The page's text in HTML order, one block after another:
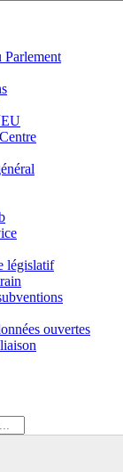
Parlement
législatif
ouvertes